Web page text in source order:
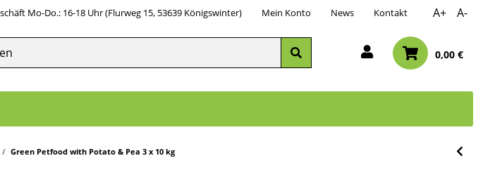
Mo-Do.: 16-18 Uhr (Flurweg 15, 53639 Königswinter) Mein Konto News Kontakt A+ A-
0,00 €
Green Petfood with Potato & Pea 3 x 10 kg